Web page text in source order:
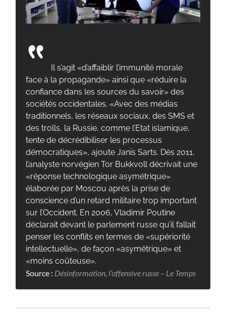
Il s’agit «d’affaiblir l’immunité morale
face à la propagande» ainsi que «réduire la
confiance dans les sources du savoir» des
sociétés occidentales. «Avec des médias
traditionnels, les réseaux sociaux, des SMS et
des trolls, la Russie, comme l’Etat islamique,
tente de décrédibiliser les processus
démocratiques», ajoute Janis Sarts. Dès 2011,
l’analyste norvégien Tor Bukkvoll décrivait une
«réponse technologique asymétrique»
élaborée par Moscou après la prise de
conscience d’un retard militaire trop important
sur l’Occident. En 2006, Vladimir Poutine
déclarait devant le parlement russe qu’il fallait
penser les conflits en termes de «supériorité
intellectuelle», de façon «asymétrique» et
«moins coûteuse».
Source : Désinformation, l’offensive russe – Le Temps